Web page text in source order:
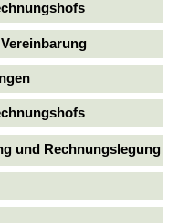
und Rechnungslegung